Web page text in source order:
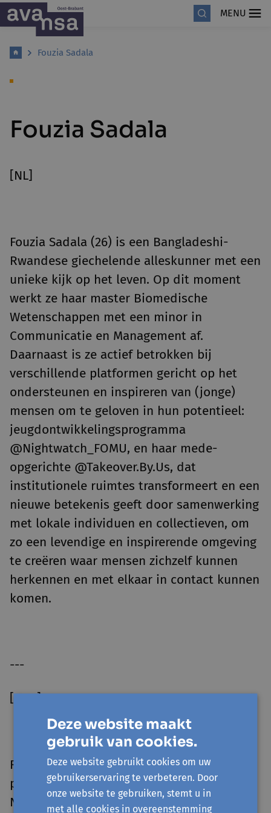
MENU
Fouzia Sadala
Fouzia Sadala
[NL]
Fouzia Sadala (26) is een Bangladeshi-
Rwandese giechelende alleskunner met een
unieke kijk op het leven. Op dit moment
werkt ze haar master Biomedische
Wetenschappen met een minor in
Communicatie en Management af.
Daarnaast is ze actief betrokken bij
verschillende platformen gericht op het
ondersteunen en inspireren van (jonge)
mensen om te geloven in hun potentieel:
jeugdontwikkelingsprogramma
@Nightwatch_FOMU, en haar mede-
opgerichte @Takeover.By.Us, dat
institutionele ruimtes transformeert en een
nieuwe betekenis geeft door samenwerking
met lokale individuen en collectieven, om
zo een levendige en inspirerende omgeving
te creëren waar mensen zichzelf kunnen
herkennen en met elkaar in contact kunnen
komen.
---
[ENG]
Fouzia Sadala (24) is a poet, singer and
podcaster. Born in Rwanda, raised in the
Netherlands and then Belgium, she always
Deze website maakt
gebruik van cookies.
Deze website gebruikt cookies om uw
gebruikerservaring te verbeteren. Door
onze website te gebruiken, stemt u in
met alle cookies in overeenstemming